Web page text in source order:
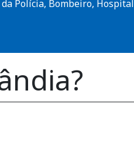
Polícia, Bombeiro, Hospital